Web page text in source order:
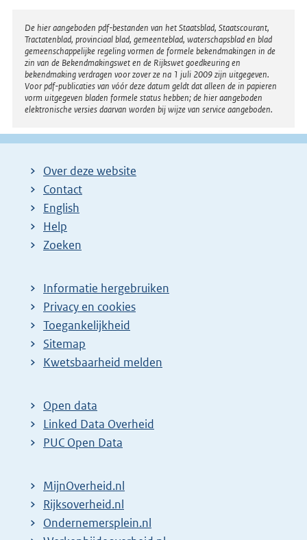
Disclaimer
De hier aangeboden pdf-bestanden van het Staatsblad, Staatscourant,
Tractatenblad, provinciaal blad, gemeenteblad, waterschapsblad en blad
gemeenschappelijke regeling vormen de formele bekendmakingen in de
zin van de Bekendmakingswet en de Rijkswet goedkeuring en
bekendmaking verdragen voor zover ze na 1 juli 2009 zijn uitgegeven.
Voor pdf-publicaties van vóór deze datum geldt dat alleen de in papieren
vorm uitgegeven bladen formele status hebben; de hier aangeboden
elektronische versies daarvan worden bij wijze van service aangeboden.
Over deze website
Contact
English
Help
Zoeken
Informatie hergebruiken
Privacy en cookies
Toegankelijkheid
Sitemap
Kwetsbaarheid melden
Open data
Linked Data Overheid
PUC Open Data
MijnOverheid.nl
Rijksoverheid.nl
Ondernemersplein.nl